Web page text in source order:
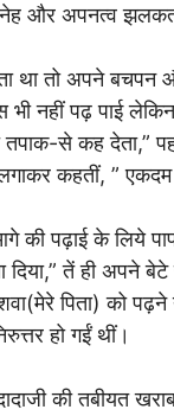
और अपनत्व
तो अपने बचपन
भी नहीं पढ़ पाई
से कह देता,”
कहतीं, ” एकदम
पढ़ाई के लिये
दिया,” तें ही अपने
पिता) को
हो गईं थीं।
की तबीयत